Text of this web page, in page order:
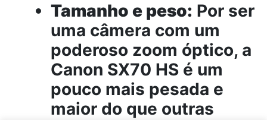
Tamanho e peso: Por ser
uma câmera com um
poderoso zoom óptico, a
Canon SX70 HS é um
pouco mais pesada e
maior do que outras